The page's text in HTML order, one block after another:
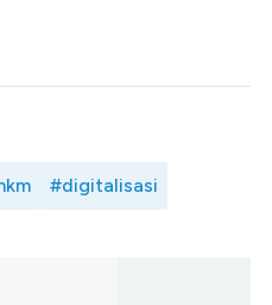
#digitalisasi